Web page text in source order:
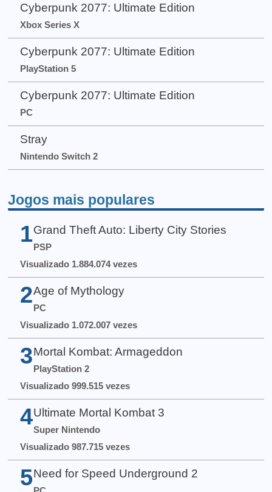
Cyberpunk 2077: Ultimate Edition
Xbox Series X
Cyberpunk 2077: Ultimate Edition
PlayStation 5
Cyberpunk 2077: Ultimate Edition
PC
Stray
Nintendo Switch 2
Jogos mais populares
1 Grand Theft Auto: Liberty City Stories
PSP
Visualizado 1.884.074 vezes
2 Age of Mythology
PC
Visualizado 1.072.007 vezes
3 Mortal Kombat: Armageddon
PlayStation 2
Visualizado 999.515 vezes
4 Ultimate Mortal Kombat 3
Super Nintendo
Visualizado 987.715 vezes
5 Need for Speed Underground 2